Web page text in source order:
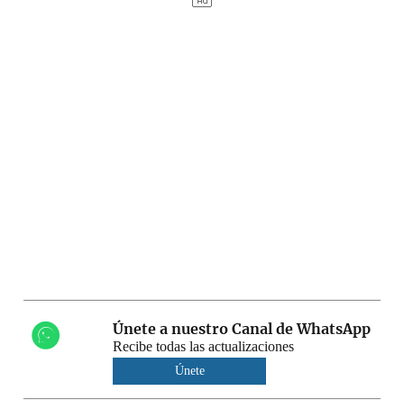
Únete a nuestro Canal de WhatsApp
Recibe todas las actualizaciones
Únete